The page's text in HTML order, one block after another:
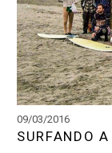
09/03/2016
SURFANDO